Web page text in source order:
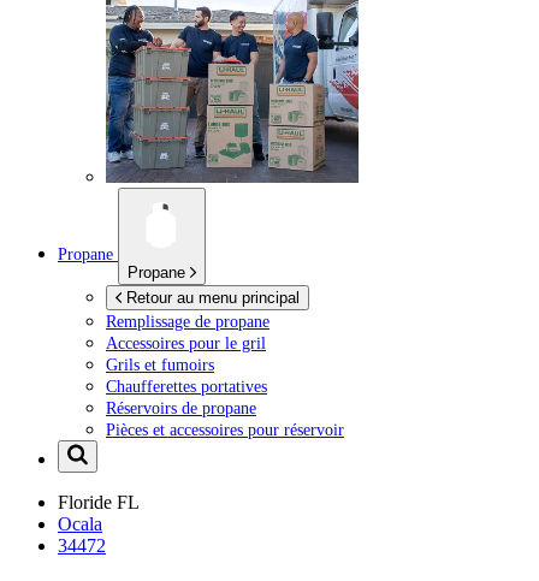
Propane
Propane
Retour au menu principal
Remplissage de propane
Accessoires pour le gril
Grils et fumoirs
Chaufferettes portatives
Réservoirs de propane
Pièces et accessoires pour réservoir
Floride FL
Ocala
34472